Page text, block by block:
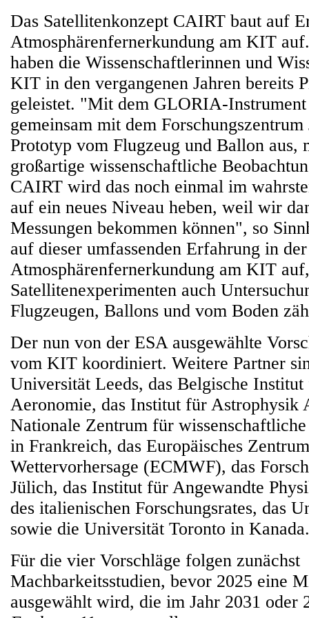
Das Satellitenkonzept CAIRT baut auf
Atmosphärenfernerkundung am KIT
haben die Wissenschaftlerinnen und
KIT in den vergangenen Jahren bereits
geleistet. "Mit dem GLORIA-
gemeinsam mit dem
Prototyp vom Flugzeug und Ballon aus,
großartige wissenschaftliche
CAIRT wird das noch einmal im
auf ein neues Niveau heben, weil wir
Messungen bekommen können", so
auf dieser umfassenden Erfahrung in der
Atmosphärenfernerkundung am KIT
Satellitenexperimenten auch
Flugzeugen, Ballons und vom Boden
Der nun von der ESA ausgewählte
vom KIT koordiniert. Weitere Partner
Universität Leeds, das Belgische
Aeronomie, das Institut für Astrophysik
Nationale Zentrum für
in Frankreich, das Europäisches
Wettervorhersage (ECMWF), das
Jülich, das Institut für Angewandte
des italienischen Forschungsrates, das
sowie die Universität Toronto in Kanada.
Für die vier Vorschläge folgen zunächst
Machbarkeitsstudien, bevor 2025 eine
ausgewählt wird, die im Jahr 2031 oder